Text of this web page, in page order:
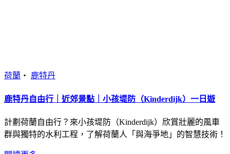
荷蘭 ・ 鹿特丹
鹿特丹自由行｜近郊景點｜小孩堤防（Kinderdijk）一日遊
計劃荷蘭自由行？來小孩堤防（Kinderdijk）欣賞壯麗的風車
群與獨特的水利工程，了解荷蘭人「與海爭地」的智慧技術！